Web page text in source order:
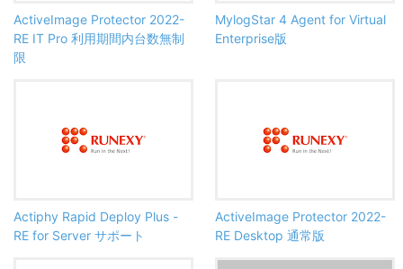
ActiveImage Protector 2022-
RE IT Pro 利用期間内台数無制
限
MylogStar 4 Agent for Virtual
Enterprise版
Actiphy Rapid Deploy Plus -
RE for Server サポート
ActiveImage Protector 2022-
RE Desktop 通常版